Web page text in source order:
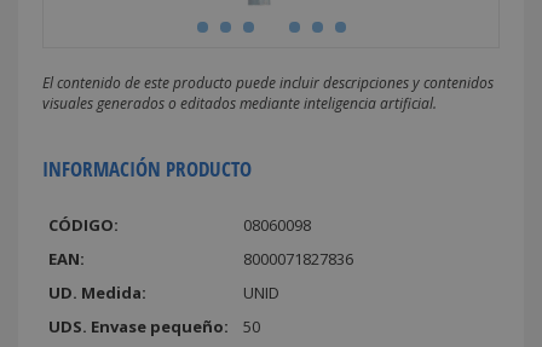
El contenido de este producto puede incluir descripciones y contenidos
visuales generados o editados mediante inteligencia artificial.
INFORMACIÓN PRODUCTO
CÓDIGO:
08060098
EAN:
8000071827836
UD. Medida:
UNID
UDS. Envase pequeño:
50